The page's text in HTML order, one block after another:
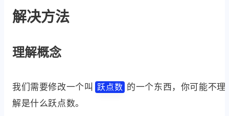
解决方法
理解概念
我们需要修改一个叫 跃点数 的一个东西，你可能不理
解是什么跃点数。